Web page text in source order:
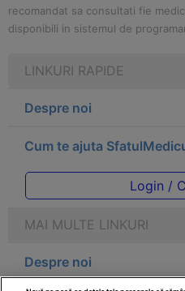
recomandat sa consultati fie
disponibili in sistemul de
LINKURI RAPIDE
Despre noi
Cum te ajuta
Login /
MAI MULTE LINKURI
Despre noi